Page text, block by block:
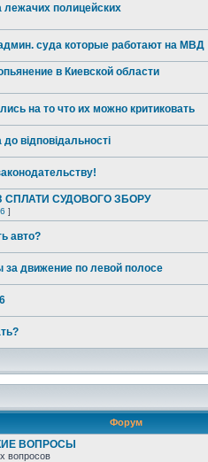
лежачих полицейских
суда которые работают на МВД
в Киевской области
на то что их можно критиковать
відповідальності
СПЛАТИ СУДОВОГО ЗБОРУ
]
авто?
за движение по левой полосе
Форум
ВОПРОСЫ
вопросов